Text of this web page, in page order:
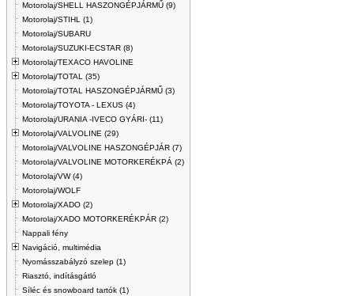
Motorolaj/SHELL HASZONGÉPJÁRMŰ (9)
Motorolaj/STIHL (1)
Motorolaj/SUBARU
Motorolaj/SUZUKI-ECSTAR (8)
Motorolaj/TEXACO HAVOLINE
Motorolaj/TOTAL (35)
Motorolaj/TOTAL HASZONGÉPJÁRMŰ (3)
Motorolaj/TOYOTA - LEXUS (4)
Motorolaj/URANIA -IVECO GYÁRI- (11)
Motorolaj/VALVOLINE (29)
Motorolaj/VALVOLINE HASZONGÉPJÁR (7)
Motorolaj/VALVOLINE MOTORKERÉKPÁ (2)
Motorolaj/VW (4)
Motorolaj/WOLF
Motorolaj/XADO (2)
Motorolaj/XADO MOTORKERÉKPÁR (2)
Nappali fény
Navigáció, multimédia
Nyomásszabályzó szelep (1)
Riasztó, indításgátló
Síléc és snowboard tartók (1)